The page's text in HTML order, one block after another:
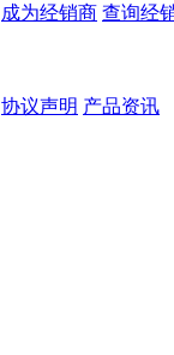
成为经销商 查询经
协议声明 产品资讯